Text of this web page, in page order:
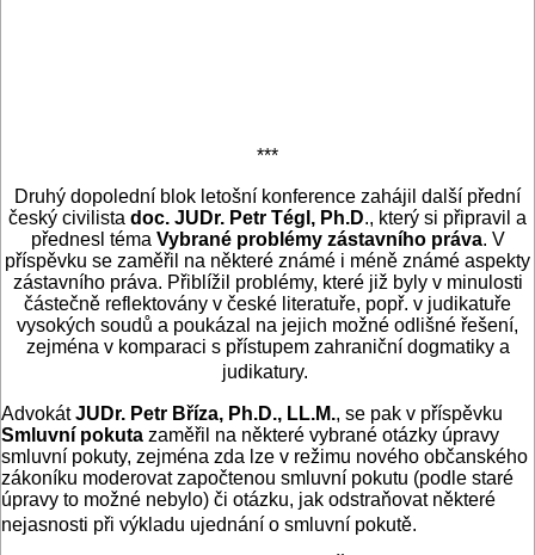
***
Druhý dopolední blok letošní konference zahájil další přední
český civilista doc. JUDr. Petr Tégl, Ph.D., který si připravil a
přednesl téma Vybrané problémy zástavního práva. V
příspěvku se zaměřil na některé známé i méně známé aspekty
zástavního práva. Přiblížil problémy, které již byly v minulosti
částečně reflektovány v české literatuře, popř. v judikatuře
vysokých soudů a poukázal na jejich možné odlišné řešení,
zejména v komparaci s přístupem zahraniční dogmatiky a
judikatury.
AdvokátJUDr. Petr Bříza, Ph.D., LL.M., se pak v příspěvku
Smluvní pokuta zaměřil na některé vybrané otázky úpravy
smluvní pokuty, zejména zda lze v režimu nového občanského
zákoníku moderovat započtenou smluvní pokutu (podle staré
úpravy to možné nebylo) či otázku, jak odstraňovat některé
nejasnosti při výkladu ujednání o smluvní pokutě.